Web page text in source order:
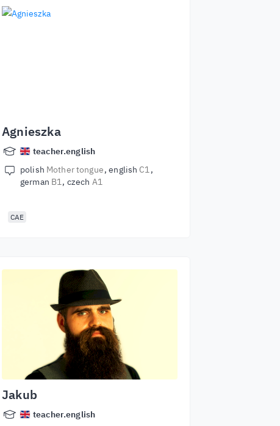
Agnieszka
teacher.english
polish Mother tongue english C1
german B1 czech A1
CAE
Jakub
teacher.english